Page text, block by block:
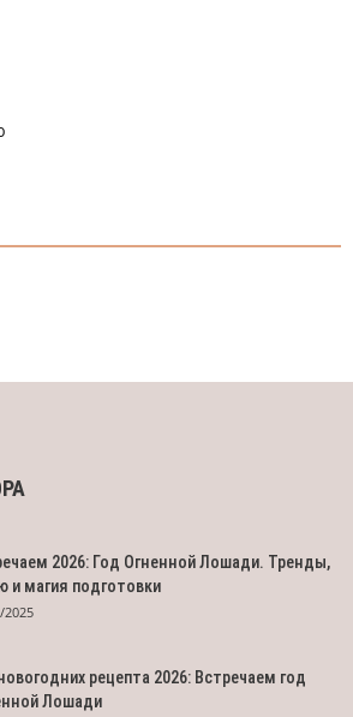
2026: Год Огненной Лошади. Тренды,
и магия подготовки
2025
рецепта 2026: Встречаем год
Лошади